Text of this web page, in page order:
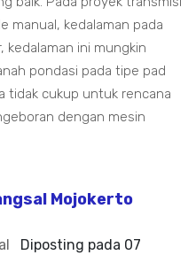
manual, kedalaman pada
kedalaman ini mungkin
pondasi pada tipe pad
tidak cukup untuk rencana
dengan mesin
Mojokerto
Diposting pada 07